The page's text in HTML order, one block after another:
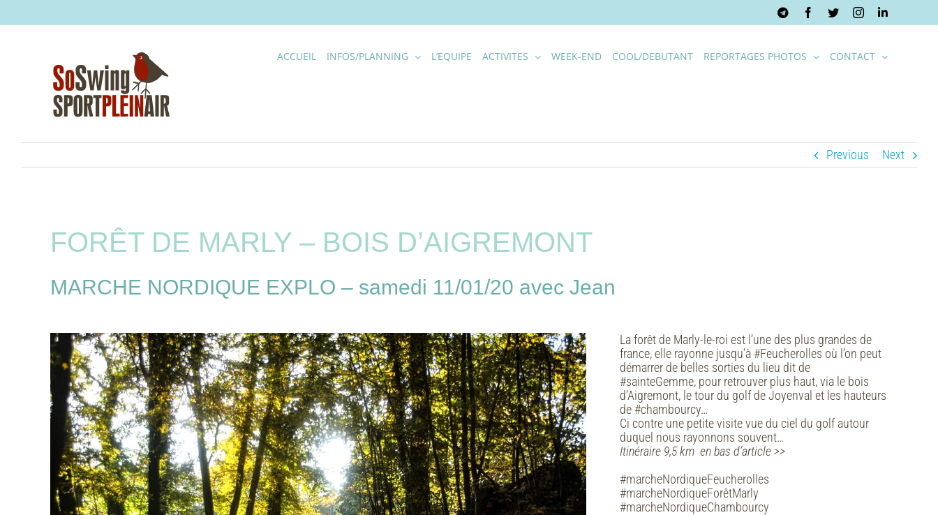
TelegramFacebook
TwitterInstagramLinkedIn
ACCUEIL INFOS/PLANNING L’EQUIPE ACTIVITES WEEK-END COOL/DEBUTANT REPORTAGES PHOTOS CONTACT
Previous Next
FORÊT DE MARLY – BOIS D’AIGREMONT
MARCHE NORDIQUE EXPLO – samedi 11/01/20 avec Jean
La forêt de Marly-le-roi est l’une des plus grandes de
france, elle rayonne jusqu’à #Feucherolles où l’on peut
démarrer de belles sorties du lieu dit de
#sainteGemme, pour retrouver plus haut, via le bois
d’Aigremont, le tour du golf de Joyenval et les hauteurs
de #chambourcy…
Ci contre une petite visite vue du ciel du golf autour
duquel nous rayonnons souvent…
Itinéraire 9,5 km en bas d’article >>
#marcheNordiqueFeucherolles
#marcheNordiqueForêtMarly
#marcheNordiqueChambourcy